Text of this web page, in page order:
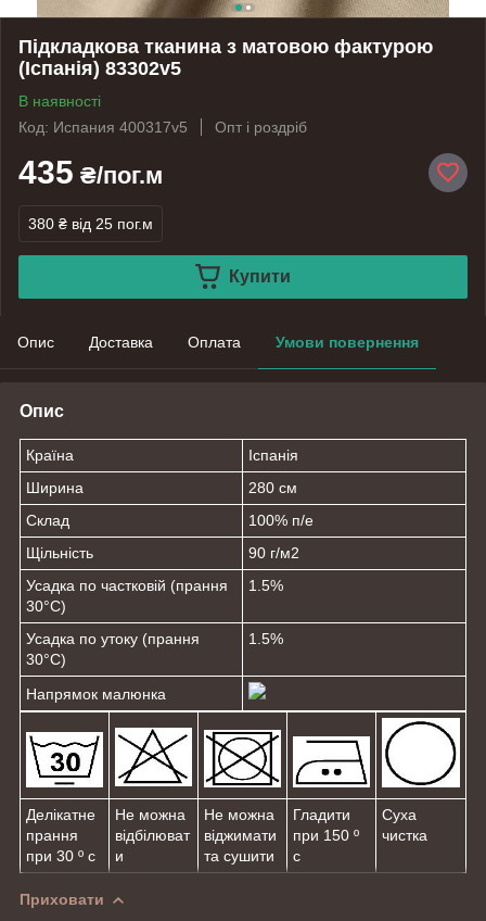
Підкладкова тканина з матовою фактурою
(Іспанія) 83302v5
В наявності
Код: Испания 400317v5
Опт і роздріб
435 ₴/пог.м
380 ₴ від 25 пог.м
Купити
Опис Доставка Оплата Умови повернення
Опис
Країна
Іспанія
Ширина
280 см
Склад
100% п/е
Щільність
90 г/м2
Усадка по частковій (прання
30°C)
1.5%
Усадка по утоку (прання
30°C)
1.5%
Напрямок малюнка
Делікатне
прання
при 30 º с
Не можна
відбілюват
и
Не можна
віджимати
та сушити
Гладити
при 150 º
с
Суха
чистка
Приховати